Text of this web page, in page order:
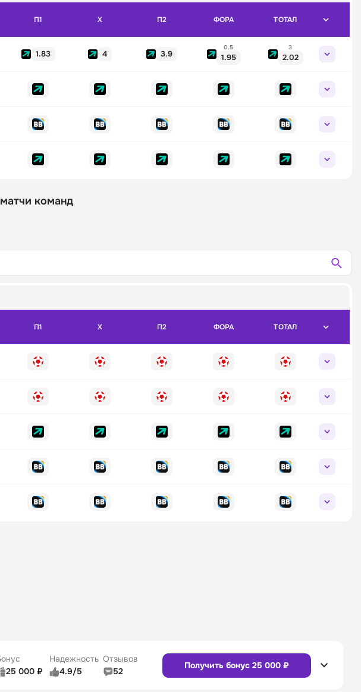
П1 X П2 ФОРА ТОТАЛ
1.83 4 3.9
0.5
1.95
3
2.02
команд
П1 X П2 ФОРА ТОТАЛ
25 000 ₽
Надежность
4.9/5
Отзывов
52
Получить бонус 25 000 ₽